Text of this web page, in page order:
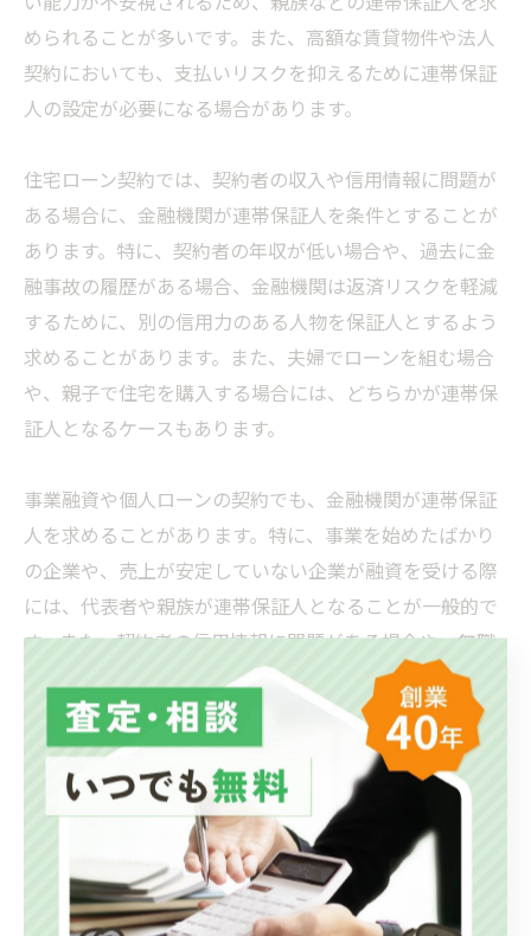
められることが多いです。また、高額な賃貸物件や法人
契約においても、支払いリスクを抑えるために連帯保証
人の設定が必要になる場合があります。
住宅ローン契約では、契約者の収入や信用情報に問題が
ある場合に、金融機関が連帯保証人を条件とすることが
あります。特に、契約者の年収が低い場合や、過去に金
融事故の履歴がある場合、金融機関は返済リスクを軽減
するために、別の信用力のある人物を保証人とするよう
求めることがあります。また、夫婦でローンを組む場合
や、親子で住宅を購入する場合には、どちらかが連帯保
証人となるケースもあります。
事業融資や個人ローンの契約でも、金融機関が連帯保証
人を求めることがあります。特に、事業を始めたばかり
の企業や、売上が安定していない企業が融資を受ける際
には、代表者や親族が連帯保証人となることが一般的で
す。また、契約者の信用情報に問題がある場合や、無職
の状態で借り入れを希望する場合には、個人ローンでも
連帯保証人が必要とされることがあります。
医療費の支払いに関する契約でも、連帯保証人を求めら
れることがあります。高額な治療費がかかる場合や、長
期間の入院が必要な場合、医療機関が家族に対して連帯
保証人となるよう求めることがあります。契約者が支払
いを滞らせた場合、連帯保証人に対して請求が行われる